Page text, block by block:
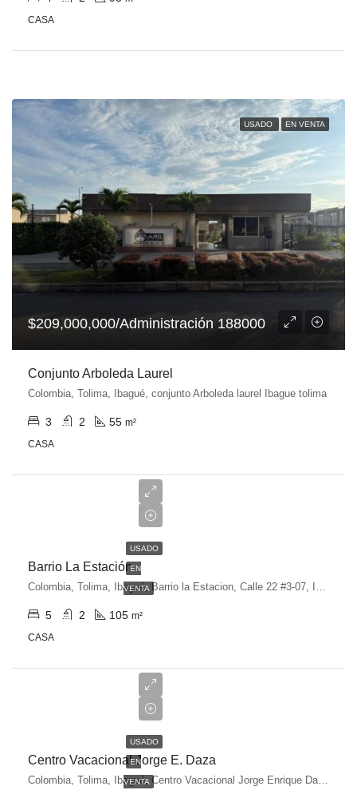
CASA
USADO EN VENTA
$209,000,000/Administración 188000
Conjunto Arboleda Laurel
Colombia, Tolima, Ibagué, conjunto Arboleda laurel Ibague tolima
3 2 55 m²
CASA
USADO
EN
VENTA
Barrio La Estación
5 2 105 m²
CASA
USADO
EN
VENTA
Centro Vacacional Jorge E. Daza